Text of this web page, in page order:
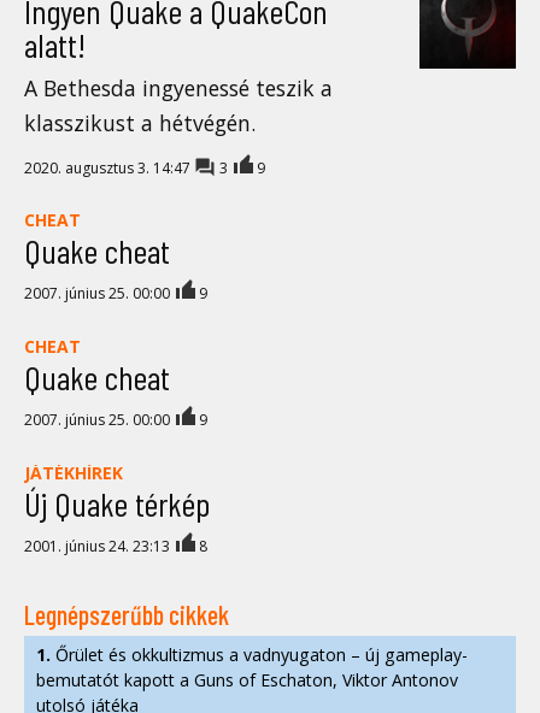
Ingyen Quake a QuakeCon
alatt!
A Bethesda ingyenessé teszik a
klasszikust a hétvégén.
2020. augusztus 3. 14:47 3 9
CHEAT
Quake cheat
2007. június 25. 00:00 9
CHEAT
Quake cheat
2007. június 25. 00:00 9
JÁTÉKHÍREK
Új Quake térkép
2001. június 24. 23:13 8
Legnépszerűbb cikkek
1. Őrület és okkultizmus a vadnyugaton – új gameplay-
bemutatót kapott a Guns of Eschaton, Viktor Antonov
utolsó játéka